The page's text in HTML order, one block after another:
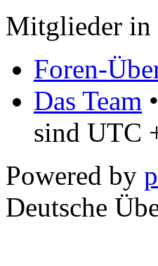
Mitglieder in
Foren-
Das Team •
sind UTC
Powered by
Deutsche